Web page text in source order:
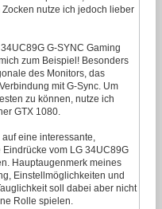
nutze ich jedoch lieber
G-SYNC Gaming
zum Beispiel! Besonders
des Monitors, das
mit G-Sync. Um
zu können, nutze ich
GTX 1080.
eine interessante,
vom LG 34UC89G
Hauptaugenmerk meines
Einstellmöglichkeiten und
soll dabei aber nicht
Rolle spielen.